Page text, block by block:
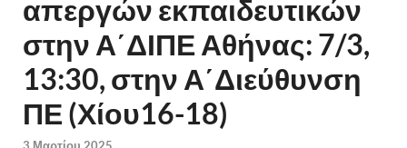
απεργών εκπαιδευτικών
στην Α΄ΔΙΠΕ Αθήνας: 7/3,
13:30, στην Α΄Διεύθυνση
ΠΕ (Χίου16-18)